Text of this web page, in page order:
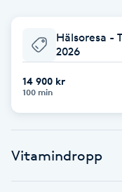
Balayage
Barnklippning
Hälsoresa -
2026
14 900 kr
100 min
Vitamindropp